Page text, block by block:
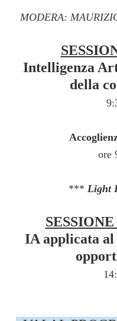
MODERA:
Intelligenza
della
ore
*** Light
IA applicata al